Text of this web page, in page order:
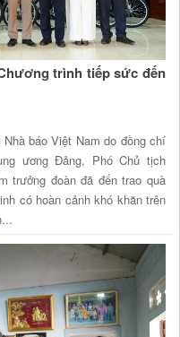
trình tiếp sức đến
báo Việt Nam do đồng chí
ương Đảng, Phó Chủ tịch
trưởng đoàn đã đến trao quà
có hoàn cảnh khó khăn trên